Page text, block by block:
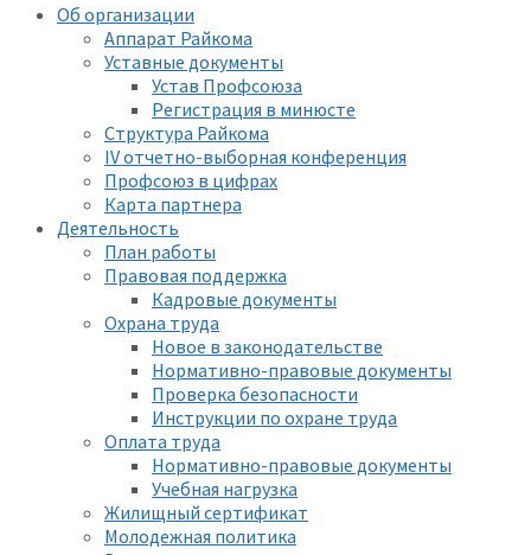
Об организации
Аппарат Райкома
Уставные документы
Устав Профсоюза
Регистрация в минюсте
Структура Райкома
IV отчетно-выборная конференция
Профсоюз в цифрах
Карта партнера
Деятельность
План работы
Правовая поддержка
Кадровые документы
Охрана труда
Новое в законодательстве
Нормативно-правовые документы
Проверка безопасности
Инструкции по охране труда
Оплата труда
Нормативно-правовые документы
Учебная нагрузка
Жилищный сертификат
Молодежная политика